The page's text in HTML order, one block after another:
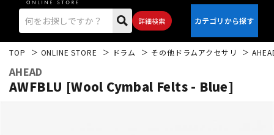
詳細検索
TOP ONLINE STORE ドラム その他ドラムアクセサリ
AHEAD
AWFBLU [Wool Cymbal Felts - Blue]